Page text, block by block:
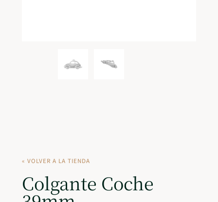
« VOLVER A LA TIENDA
Colgante Coche